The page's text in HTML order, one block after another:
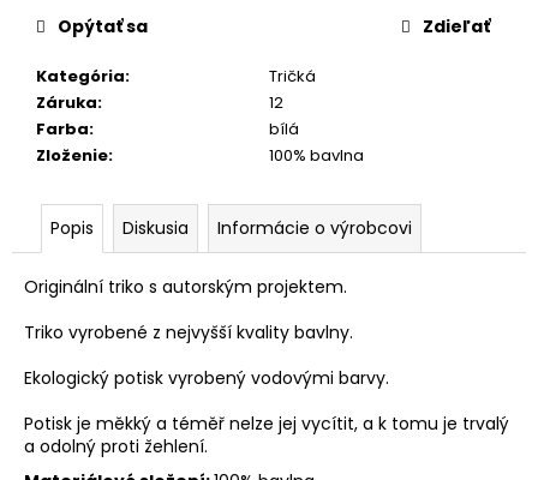
Kategória:
Tričká
Záruka:
12
Farba:
bílá
Zloženie: 100% bavlna
Opýtať sa Zdieľať
Popis Diskusia Informácie o výrobcovi
Originální triko s autorským projektem.
Triko vyrobené z nejvyšší kvality bavlny.
Ekologický potisk vyrobený vodovými barvy.
Potisk je měkký a téměř nelze jej vycítit, a k tomu je trvalý
a odolný proti žehlení.